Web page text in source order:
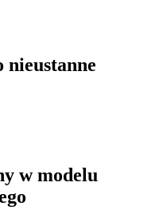
nieustanne
w modelu